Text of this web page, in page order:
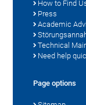
How to Find
Press
Academic
Technical
Need help
Page options